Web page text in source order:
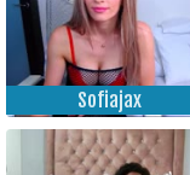
Sofiajax